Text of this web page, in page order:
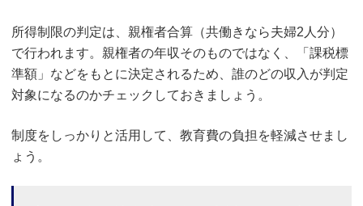
所得制限の判定は、親権者合算（共働きなら夫婦2人分）
で行われます。親権者の年収そのものではなく、「課税標
準額」などをもとに決定されるため、誰のどの収入が判定
対象になるのかチェックしておきましょう。
制度をしっかりと活用して、教育費の負担を軽減させまし
ょう。